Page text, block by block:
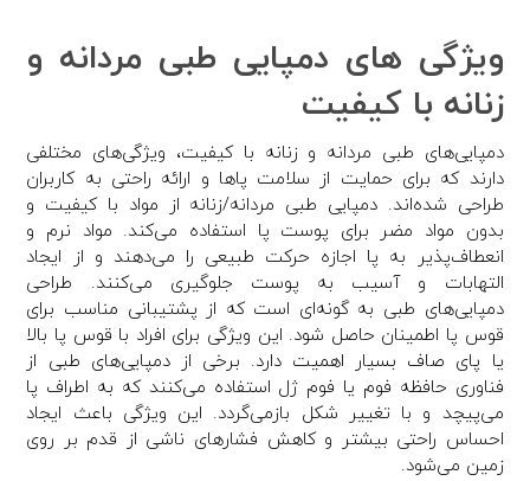
ویژگی های دمپایی طبی مردانه و
زنانه با کیفیت
دمپایی‌های طبی مردانه و زنانه با کیفیت، ویژگی‌های مختلفی
دارند که برای حمایت از سلامت پاها و ارائه راحتی به کاربران
طراحی شده‌اند. دمپایی طبی مردانه/زنانه از مواد با کیفیت و
بدون مواد مضر برای پوست پا استفاده می‌کند. مواد نرم و
انعطاف‌پذیر به پا اجازه حرکت طبیعی را می‌دهند و از ایجاد
التهابات و آسیب به پوست جلوگیری می‌کنند. طراحی
دمپایی‌های طبی به گونه‌ای است که از پشتیبانی مناسب برای
قوس پا اطمینان حاصل شود. این ویژگی برای افراد با قوس پا بالا
یا پای صاف بسیار اهمیت دارد. برخی از دمپایی‌های طبی از
فناوری حافظه فوم یا فوم ژل استفاده می‌کنند که به اطراف پا
می‌پیچد و با تغییر شکل بازمی‌گردد. این ویژگی باعث ایجاد
احساس راحتی بیشتر و کاهش فشارهای ناشی از قدم بر روی
زمین می‌شود.